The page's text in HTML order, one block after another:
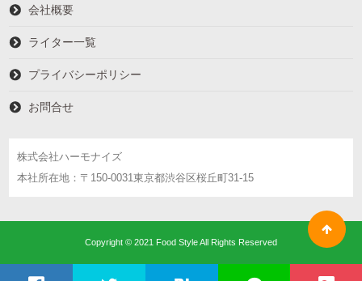
会社概要
ライター一覧
プライバシーポリシー
お問合せ
株式会社ハーモナイズ
本社所在地：〒150-0031東京都渋谷区桜丘町31-15
Copyright © 2021 Food Style All Rights Reserved